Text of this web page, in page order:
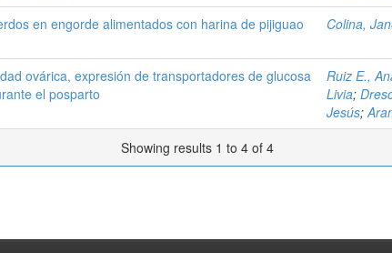
en engorde alimentados con harina de pijiguao
Colina,
ovárica, expresión de transportadores de glucosa
el posparto
Ruiz E.,
Livia;
Jesús;
Showing results 1 to 4 of 4